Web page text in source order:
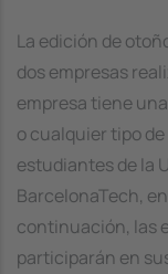
La edición de
dos empresas
empresa tiene
o cualquier tipo
estudiantes de la
BarcelonaTech,
continuación, las
participarán en